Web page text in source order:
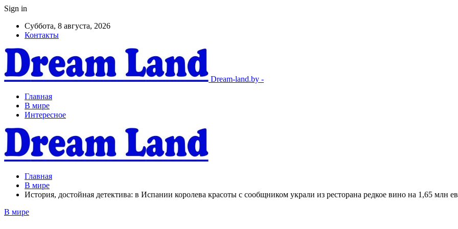
Sign in
Суббота, 8 августа, 2026
Контакты
Dream-land.by -
Главная
В мире
Интересное
Главная
В мире
История, достойная детектива: в Испании королева красоты с сообщником украли из ресторана редкое вино на 1,65 млн
В мире